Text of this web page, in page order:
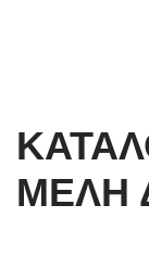
ΜΕΛΗ